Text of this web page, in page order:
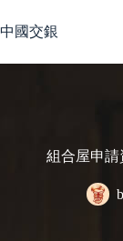
to
content
中國交銀
組合屋申請